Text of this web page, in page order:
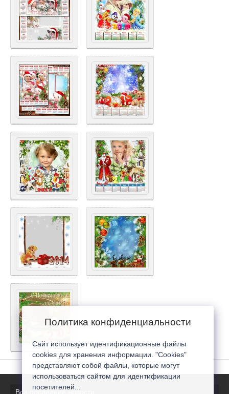
Все последние новости
Политика конфиденциальности
Сайт использует идентификационные файлы
cookies для хранения информации. "Cookies"
представляют собой файлы, которые могут
использоваться сайтом для идентификации
посетителей...